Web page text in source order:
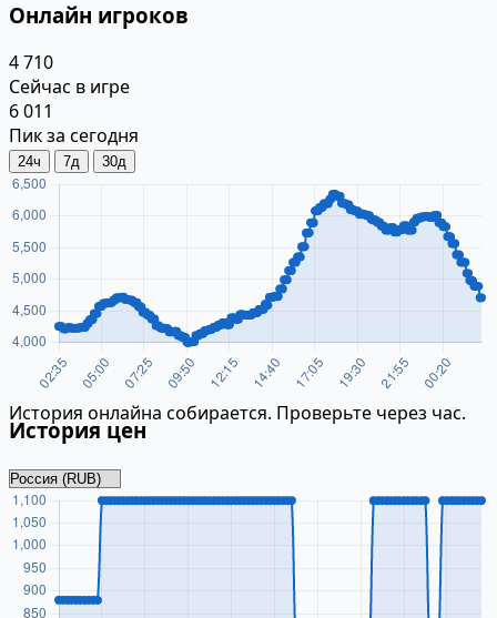
Онлайн игроков
4 710
Сейчас в игре
6 011
Пик за сегодня
24ч 7д 30д
История онлайна собирается. Проверьте через час.
История цен